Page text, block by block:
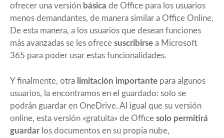
ofrecer una versión básica de Office para los usuarios
menos demandantes, de manera similar a Office Online.
De esta manera, a los usuarios que desean funciones
más avanzadas se les ofrece suscribirse a Microsoft
365 para poder usar estas funcionalidades.
Y finalmente, otra limitación importante para algunos
usuarios, la encontramos en el guardado: solo se
podrán guardar en OneDrive. Al igual que su versión
online, esta versión «gratuita» de Office solo permitirá
guardarlos documentos en su propia nube,